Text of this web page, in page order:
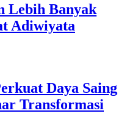
Lebih Banyak
Adiwiyata
Daya Saing
Transformasi